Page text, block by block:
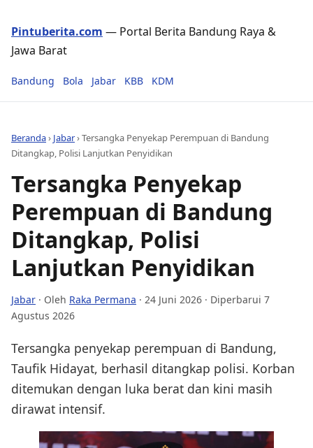
Pintuberita.com — Portal Berita Bandung Raya &
Jawa Barat
Bandung Bola Jabar KBB KDM
Beranda› Jabar›Tersangka Penyekap Perempuan di Bandung
Ditangkap, Polisi Lanjutkan Penyidikan
Tersangka Penyekap
Perempuan di Bandung
Ditangkap, Polisi
Lanjutkan Penyidikan
Jabar · Oleh Raka Permana · 24 Juni 2026 · Diperbarui 7
Agustus 2026
Tersangka penyekap perempuan di Bandung,
Taufik Hidayat, berhasil ditangkap polisi. Korban
ditemukan dengan luka berat dan kini masih
dirawat intensif.